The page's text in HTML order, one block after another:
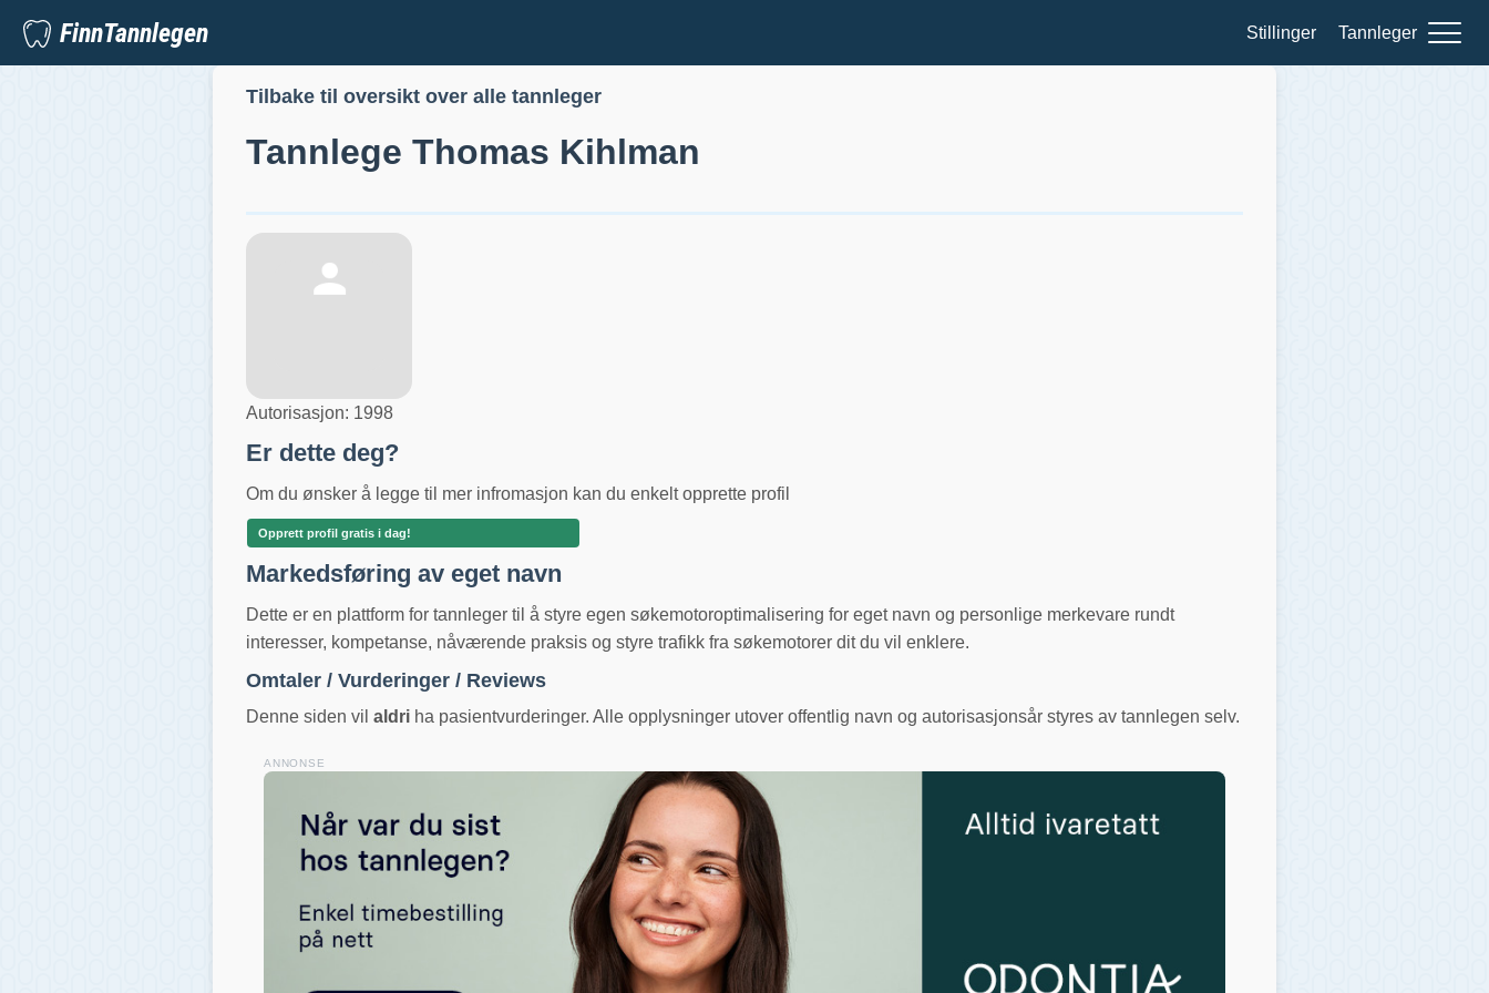
FinnTannlegen Stillinger Tannleger
Tilbake til oversikt over alle tannleger
Tannlege Thomas Kihlman
Autorisasjon: 1998
Er dette deg?
Om du ønsker å legge til mer infromasjon kan du enkelt opprette profil
Opprett profil gratis i dag!
Markedsføring av eget navn
Dette er en plattform for tannleger til å styre egen søkemotoroptimalisering for eget navn og personlige merkevare rundt
interesser, kompetanse, nåværende praksis og styre trafikk fra søkemotorer dit du vil enklere.
Omtaler / Vurderinger / Reviews
Denne siden vil aldri ha pasientvurderinger. Alle opplysninger utover offentlig navn og autorisasjonsår styres av tannlegen selv.
ANNONSE